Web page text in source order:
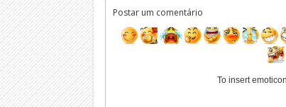
Postar um comentário
To insert